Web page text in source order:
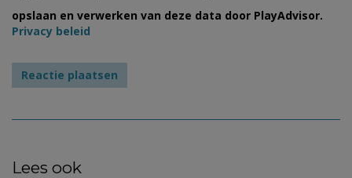
opslaan en verwerken van deze data door PlayAdvisor.
Privacy beleid
Lees ook